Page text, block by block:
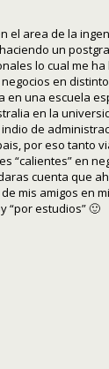
el area de la
un
lo cual me
en
en una escuela
en la
de
por eso tanto
“calientes” en
cuenta que
mis amigos en
“por estudios” 🙂